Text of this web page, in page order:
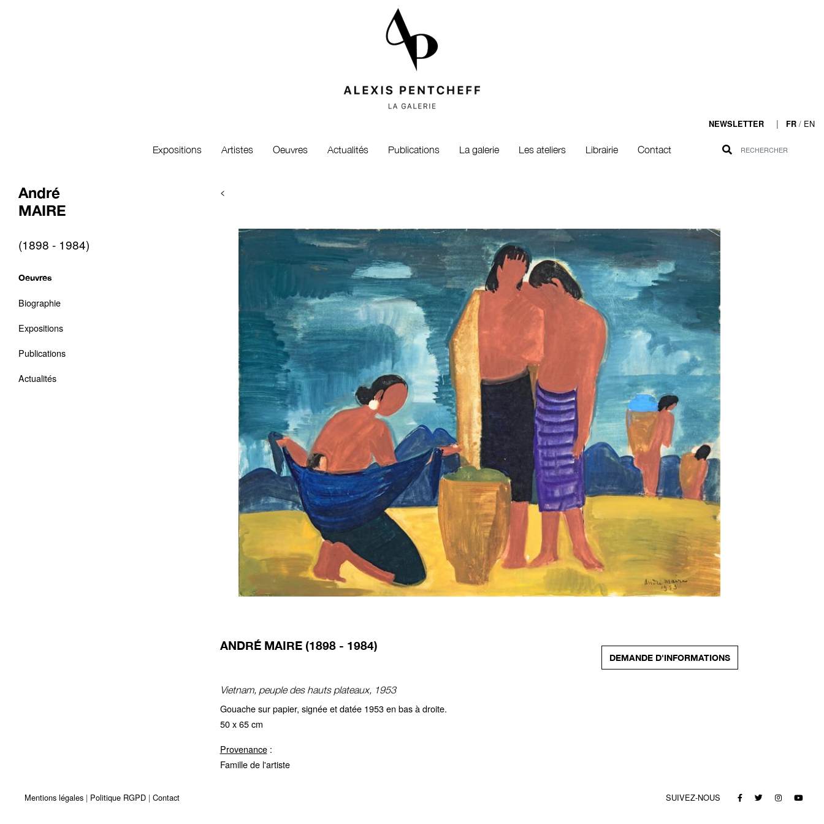
NEWSLETTER | FR / EN
Expositions Artistes Oeuvres Actualités Publications La galerie Les ateliers Librairie Contact
André
MAIRE
(1898 - 1984)
Oeuvres
Biographie
Expositions
Publications
Actualités
<
ANDRÉ MAIRE (1898 - 1984)
DEMANDE D'INFORMATIONS
Vietnam, peuple des hauts plateaux, 1953
Gouache sur papier, signée et datée 1953 en bas à droite.
50 x 65 cm
Provenance:
Famille de l'artiste
Mentions légales Politique RGPD Contact SUIVEZ-NOUS